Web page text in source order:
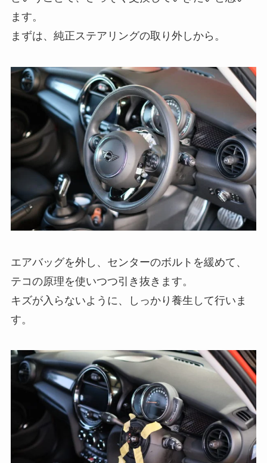
ます。
まずは、純正ステアリングの取り外しから。
エアバッグを外し、センターのボルトを緩めて、
テコの原理を使いつつ引き抜きます。
キズが入らないように、しっかり養生して行いま
す。